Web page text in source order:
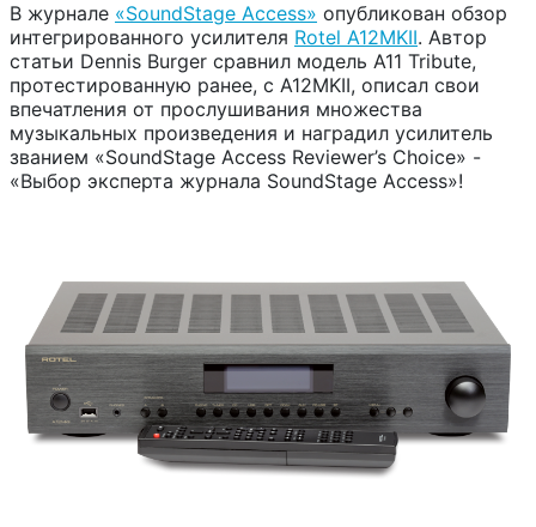
В журнале «SoundStage Access» опубликован обзор
интегрированного усилителя Rotel A12MKII. Автор
статьи Dennis Burger сравнил модель A11 Tribute,
протестированную ранее, с A12MKII, описал свои
впечатления от прослушивания множества
музыкальных произведения и наградил усилитель
званием «SoundStage Access Reviewer’s Choice» -
«Выбор эксперта журнала SoundStage Access»!